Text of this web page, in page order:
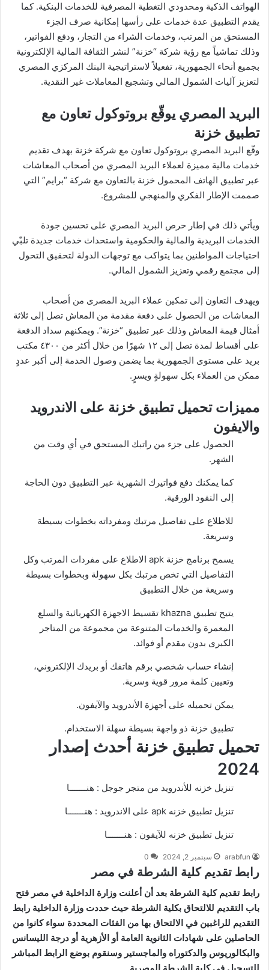
الهواتف الذكية ومحدودي التغطية المصرفية للخدمات البنكية. كما
يقدم التطبيق عدة خدمات على رأسها إمكانية صرف الجزء
المستحق من المرتب، وخدمات الشراء من التجار، ودفع الفواتير،
وذلك تماشياً مع رؤية شركة “خزنة” لنشر الثقافة المالية الإلكترونية
بجميع أنحاء الجمهورية، تفعيلاً لاستراتيجية البنك المركزي المصري
لتعزيز آليات الشمول المالي وتشجيع المعاملات غير النقدية.
البريد المصري يوقّع بروتوكول تعاون مع
تطبيق خزنة
وقّع البريد المصري بروتوكول تعاون مع شركة خزنة بهدف تقديم
خدمات مالية مميزة لعملاء البريد المصري من أصحاب المعاشات
عبر تطبيق الهاتف المحمول خزنة بالتعاون مع شركة “برايم” التي
صممت الإطار الفكري والمنهجي للمشروع.
ويأتي ذلك في إطار حرص البريد المصري على تحسين جودة
الخدمات البريدية والمالية والحكومية واستحداث خدمات جديدة تلبّي
احتياجات المواطنين بما يتواكب مع توجهات الدولة لتحقيق التحول
إلى مجتمع رقمي وتعزيز الشمول المالي.
ويهدف التعاون إلى تمكين عملاء البريد المصرى من أصحاب
المعاشات من الحصول على دفعة مقدمة من المعاش تصل إلى ثلاثة
أمثال قيمة المعاش وذلك عبر تطبيق “خزنة”. ويمكنهم سداد الدفعة
على أقساط لمدة تصل إلى ١٢ شهرًا من خلال أكثر من ٤٣٠٠ مكتب
بريد على مستوى الجمهورية بما يضمن وصول الخدمة إلى أكبر عددٍ
ممكن من العملاء بكل سهولةٍ ويسرٍ.
مميزات تحميل تطبيق خزنة على الاندرويد
والايفون
الحصول على جزء من راتبك المستحق في أي وقت من
الشهر.
كما يمكنك دفع فواتيرك الشهرية عبر التطبيق دون الحاجة
إلى النقود الورقية.
للاطلاع على تفاصيل مرتبك ومفرداته بخطوات بسيطة
وسريعة.
يسمح برنامج خزنة apk الاطلاع على مفردات المرتب وكل
التفاصيل التي تخص مرتبك بكل سهولة وبخطوات بسيطة
وسريعة من خلال التطبيق
يتيح تطبيق khazna تقسيط الاجهزة الكهربائية والسلع
المعمرة والخدمات المتنوعة من مجموعة من المتاجر
الكبرى بدون مقدم أو فوائد.
إنشاء حساب شخصي برقم هاتفك أو بريدك الإلكتروني،
وتعيين كلمة مرور قوية وسرية.
يمكن تحميله على أجهزة الأندرويد والآيفون.
تطبيق خزنة ذو واجهة بسيطة سهلة الاستخدام.
تحميل تطبيق خزنة أحدث إصدار
2024
تنزيل خزنه للأندرويد من متجر جوجل : هنـــــــا
تنزيل تطبيق خزنه apk على الاندرويد : هنـــــــا
تنزيل تطبيق خزنه للآيفون : هنـــــــا
arabfun سبتمبر 2, 2024 0
رابط تقديم كلية الشرطة في مصر
رابط تقديم كلية الشرطة بعد أن أعلنت وزارة الداخلية في مصر فتح
باب التقديم للالتحاق بكلية الشرطة حيث حددت وزارة الداخلية رابط
التقديم للراغبين في الالتحاق بها من الفئات المحددة سواء كانوا من
الحاصلين على شهادات الثانوية العامة أو الأزهرية أو درجة الليسانس
والبكالوريوس والدكتوراه والماجستير وسنقوم بوضع الرابط المباشر